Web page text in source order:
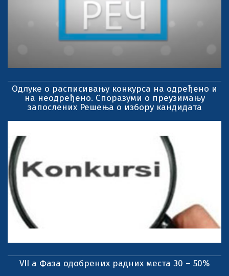
Одлуке о расписивању конкурса на одређено и
на неодређено. Споразуми о преузимању
запослених Решења о избору кандидата
VII a Фаза одобрених радних места 30 – 50%